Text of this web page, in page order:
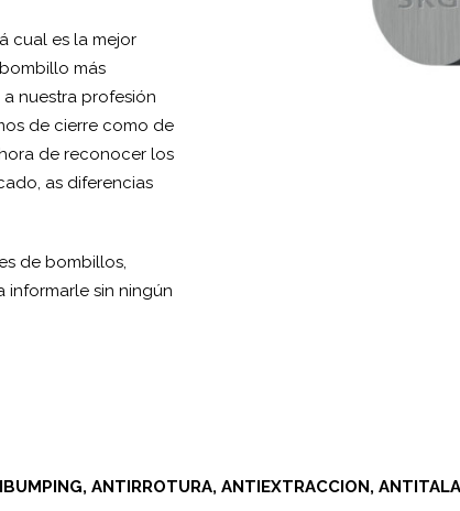
cual es la mejor
más
nuestra profesión
de cierre como de
de reconocer los
as diferencias
de bombillos,
informarle sin ningún
ANTIRROTURA, ANTIEXTRACCION,